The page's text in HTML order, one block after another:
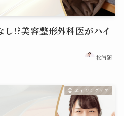
!?美容整形外科医がハイ
松浦顕
エイジングケア